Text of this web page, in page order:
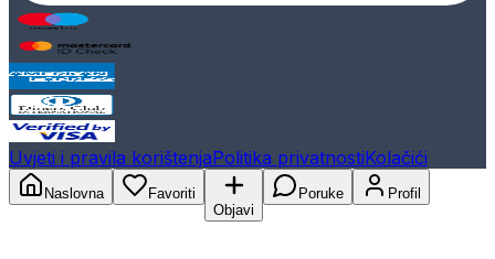
Uvjeti i pravila korištenjaPolitika privatnostiKolačići
Naslovna
Favoriti
Objavi
Poruke Profil